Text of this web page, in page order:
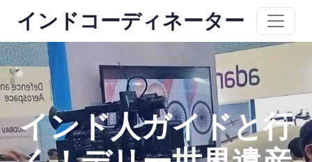
インドコーディネーター
インド人ガイドと行